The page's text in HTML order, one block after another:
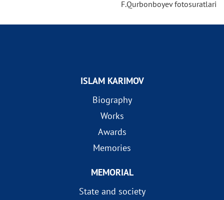
F.Qurbonboyev fotosuratlari
ISLAM KARIMOV
Biography
Works
Awards
Memories
MEMORIAL
State and society